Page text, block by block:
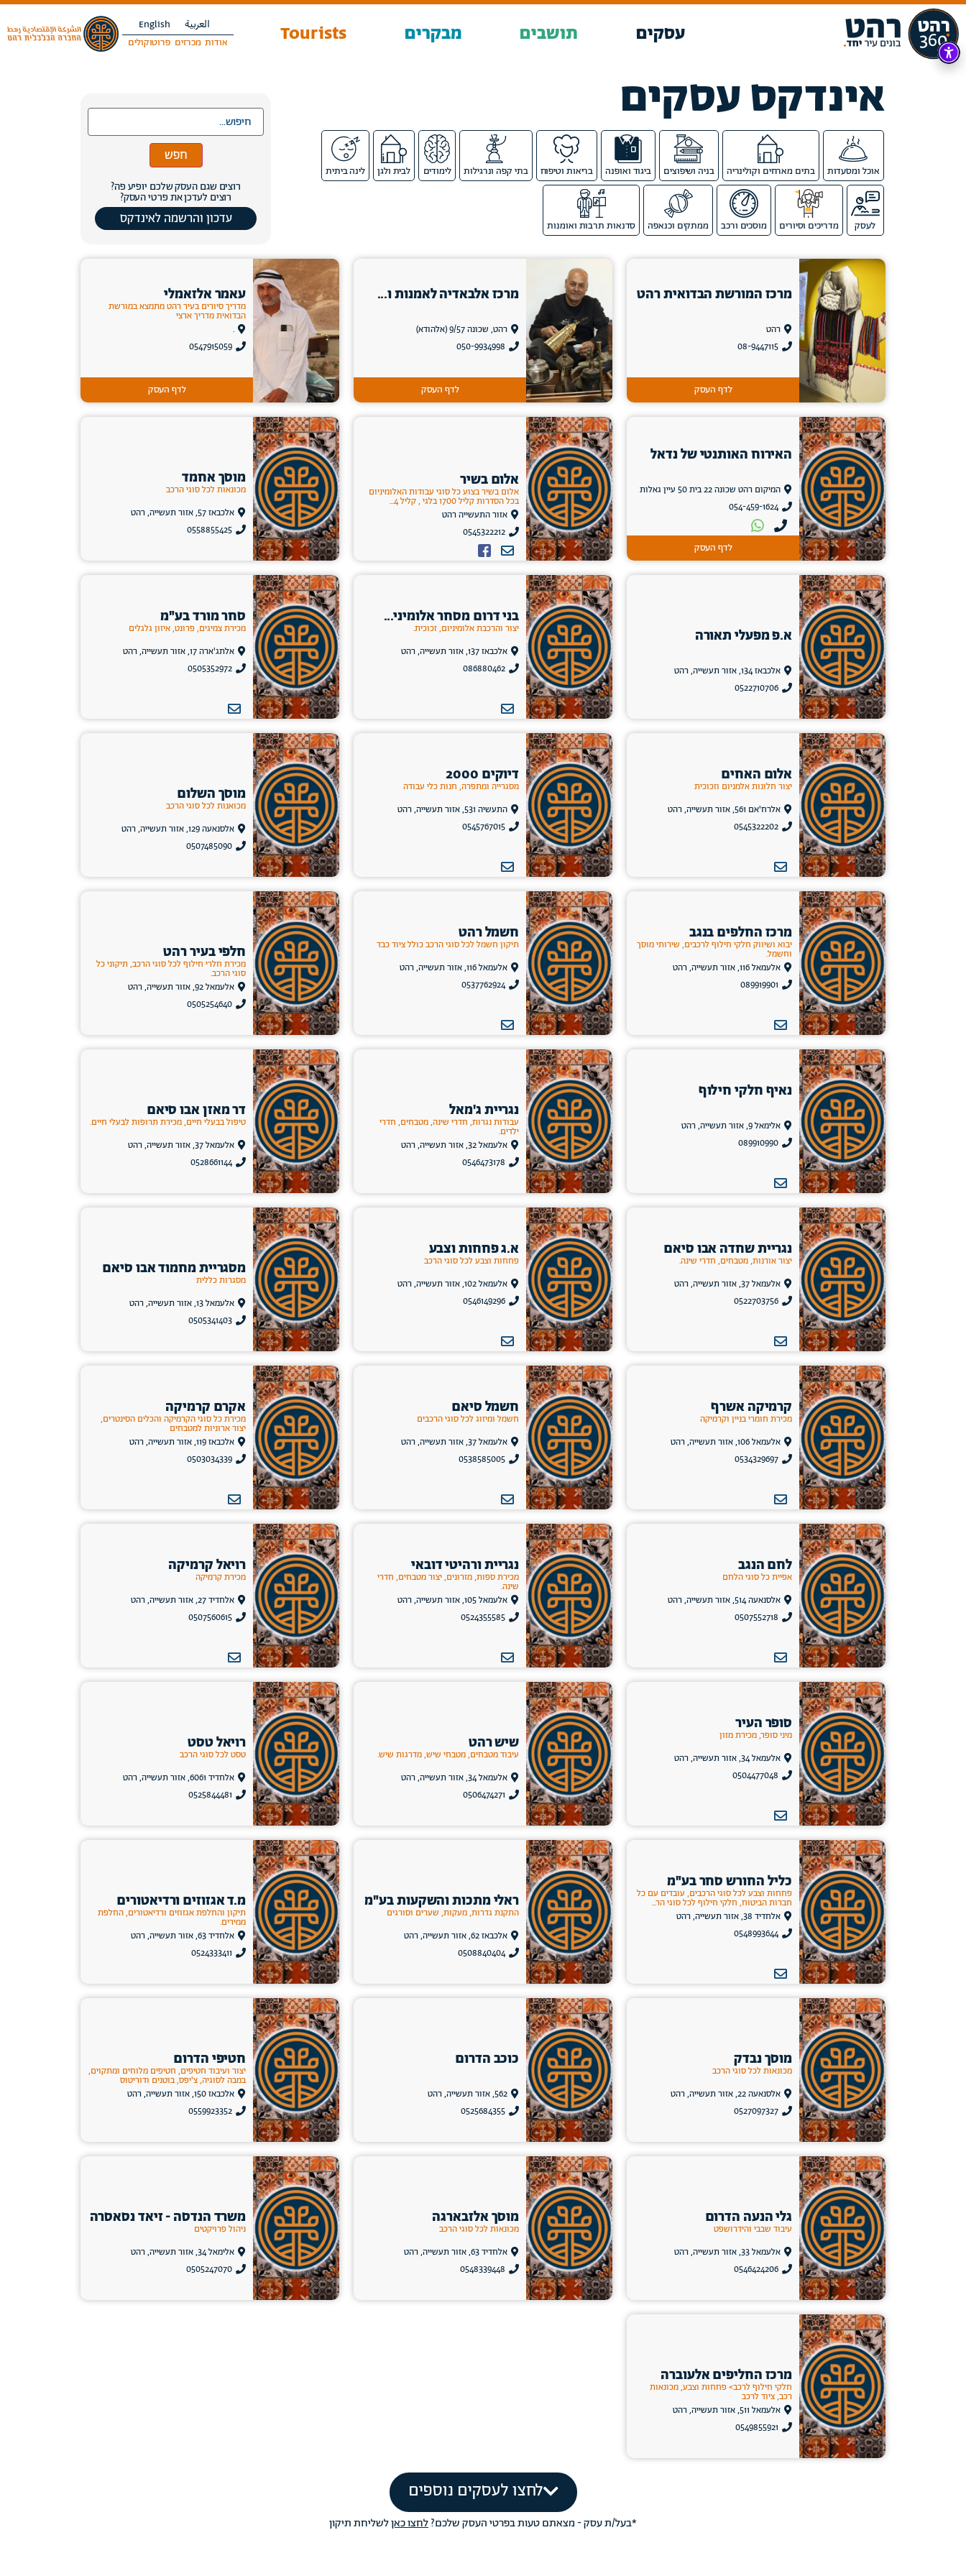
עסקים תושבים מבקרים Tourists العربية
English
אודות מכרזים פרוטוקולים
אינדקס עסקים
אוכל ומסעדות בתים מארחים וקולינריה בניה ושיפוצים ביגוד ואופנה בריאות וטיפוח בתי קפה ונרגילות לימודים לבית ולגן לינה ביתית
לעסק מדריכים וסיורים מוסכים ורכב ממתקים וכנאפה סדנאות תרבות ואומנות
חפש
רוצים שגם העסק שלכם יופיע פה?
רוצים לעדכן את פרטי העסק?
עדכון והרשמה לאינדקס
מרכז המורשת הבדואית רהט
רהט
08-9447115
לדף העסק
מרכז אלבאדיה לאמנות ו...
רהט, שכונה 9/57 (אלהודא)
050-9934998
לדף העסק
עאמר אלזאמלי
מדריך סיורים בעיר רהט מתמצא במורשת
הבדואית מדריך ארצי
.
0547915059
לדף העסק
האירוח האותנטי של נדאל
המיקום רהט שכונה 22 בית 50 עיין גאלות
054-459-1624
לדף העסק
אלום בשיר
אלום בשיר בצוע כל סוגי עבודות האלומיניום
בכל הסדרות קליל 1700 בלגי , קליל 4...
אזור התעשייה רהט
0545322212
מוסך אחמד
מכונאות לכל סוגי הרכב
אלכבאז 57, אזור תעשייה, רהט
0558855425
א.פ מפעלי תאורה
אלכבאז 134, אזור תעשייה, רהט
0522710706
בני דרום מסחר אלומיני...
יצור והרכבת אלומיניום, זכוכית.
אלכבאז 137, אזור תעשייה, רהט
086880462
סחר מורד בע"מ
מכירת צמיגים, פרונט, איזון גלגלים
אלתג'ארה 17, אזור תעשייה, רהט
0505352972
אלום האחים
יצור חלונות אלמניום וזכוכית
אלרח'אם 561, אזור תעשייה, רהט
0545322202
דיוקים 2000
מסגרייה ומתפרה, חנות כלי עבודה
התעשיה 531, אזור תעשייה, רהט
0545767015
מוסך השלום
מכואנות לכל סוגי הרכב
אלסנאעה 129, אזור תעשייה, רהט
0507485090
מרכז החלפים בנגב
יבוא ושיווק חלקי חילוף לרכבים, שירותי מוסך
וחשמל.
אלעמאל 116, אזור תעשייה, רהט
089919901
חשמל רהט
תיקון חשמל לכל סוגי הרכב כולל ציוד כבד
אלעמאל 116, אזור תעשייה, רהט
0537762924
חלפי בעיר רהט
מכירת חלרי חילוף לכל סוגי הרכב, תיקוני כל
סוגי הרכב.
אלעמאל 92, אזור תעשייה, רהט
0505254640
נאיף חלקי חילוף
אלימאל 9, אזור תעשייה, רהט
089910990
נגריית ג'מאל
עבודות נגרות, חדרי שינה, מטבחים, חדרי
ילדים.
אלעמאל 32, אזור תעשייה, רהט
0546473178
דר מאזן אבו סיאם
טיפול בבעלי חיים, מכירת תרופות לבעלי חיים.
אלעמאל 37, אזור תעשייה, רהט
0528661144
נגריית שחדה אבו סיאם
יצור אורנות, מטבחים, חדרי שינה.
אלעמאל 37, אזור תעשייה, רהט
0522703756
א.ג פחחות וצבע
פחחות וצבע לכל סוגי הרכב
אלעמאל 102, אזור תעשייה, רהט
0546149296
מסגריית מחמוד אבו סיאם
מסגרות כללית
אלעמאל 13, אזור תעשייה, רהט
0505341403
קרמיקה אשרף
מכירת חומרי בניין וקרמיקה
אלעמאל 106, אזור תעשייה, רהט
0534329697
חשמל סיאם
חשמל ומיזוג לכל סוגי הרכבים
אלעמאל 37, אזור תעשייה, רהט
0538585005
אקרם קרמיקה
מכירת כל סוגי הקרמיקה והכלים הסינטרים,
יצור ארוניות למטבחים
אלכבאז 119, אזור תעשייה, רהט
0503034339
לחם הנגב
אפיית כל סוגי הלחם
אלסנאעה 514, אזור תעשייה, רהט
0507552718
נגריית ורהיטי דובאי
מכירת ספות, מזרונים, יצור מטבחים, חדרי
שינה.
אלעמאל 105, אזור תעשייה, רהט
0524355585
רויאל קרמיקה
מכירת קרמיקה
אלחדיד 27, אזור תעשייה, רהט
0507560615
סופר העיר
מיני סופר, מכירת מזון
אלעמאל 34, אזור תעשייה, רהט
0504477048
שיש רהט
עיבוד מטבחים, מטבחי שיש, מדרגות שיש.
אלעמאל 34, אזור תעשייה, רהט
0506474271
רויאל טסט
טסט לכל סוגי הרכב
אלחדיד 6061, אזור תעשייה, רהט
0525844481
כליל החורש סחר בע"מ
פחחות וצבע לכל סוגי הרכבים, עובדים עם כל
חברות הביטוח, חלקי חילוף לכל סוגי הר...
אלחדיד 38, אזור תעשייה, רהט
0548993644
ראלי מתכות והשקעות בע"מ
התקנת גדרות, מעקות, שערים וסורגים
אלכבאז 62, אזור תעשייה, רהט
0508840404
מ.ד אגזוזים ורדיאטורים
תיקון והחלפת אגזוזים ורדיאטורים, החלפת
ממירים.
אלחדיד 63, אזור תעשייה, רהט
0524333411
מוסך נבדק
מכונאות לכל סוגי הרכב
אלסנאעה 22, אזור תעשייה, רהט
0527097327
כוכב הדרום
562, אזור תעשייה, רהט
0525684355
חטיפי הדרום
יצור ועיבוד חטיפים, חטיפים מלוחים ומתקוים,
במבה לסוגיה, צ'יפס, בוטנים ודוריטוס
אלכבאז 150, אזור תעשייה, רהט
0559923352
גלי הנעה הדרום
עיבוד שבבי והידרושפט
אלעמאל 33, אזור תעשייה, רהט
0546424206
מוסך אלזבארגה
מכונאות לכל סוגי הרכב
אלחדיד 63, אזור תעשייה, רהט
0548339448
משרד הנדסה - זיאד נסאסרה
ניהול פרויקטים
אלימאל 34, אזור תעשייה, רהט
0505247070
מרכז החליפים אלעוברה
חלקי חילוף לרכב> פחחות וצבע, מכונאות
רכב, ציוד לרכב
אלעמאל 511, אזור תעשייה, רהט
0549855921
לחצו לעסקים נוספים
*בעל/ת עסק - מצאתם טעות בפרטי העסק שלכם?לחצו כאןלשליחת תיקון